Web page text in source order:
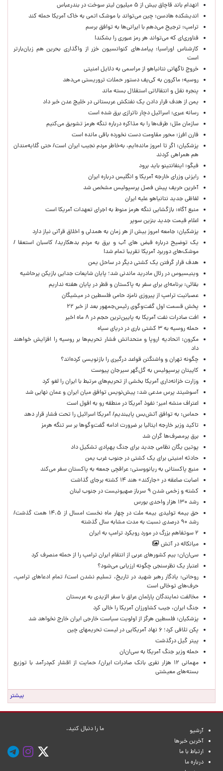
انهدام باند قاچاق بیش از ۵ میلیون لیتر سوخت در بندرعباس
اندیشکده هادسن: چین می‌تواند با موشک اتمی به خاک آمریکا حمله کند
ترامپ: ترجیح می‌دهم با ایرانی‌‌ها به توافق برسم
فناوری‌ای که می‌تواند هر رمز عبوری را بشکند!
کارشناس اوراسیا: پیامدهای کنوانسیون خزر از واگذاری بحرین هم زیان‌بارتر
است
خروج ناگهانی نتانیاهو از مراسمی به دلایل امنیتی
روسیه: ماکرون به کی‌یف دستور حملات تروریستی می‌دهد
پنجره‌ نقل و انتقالاتی استقلال بسته ماند
یمن از هدف قرار دادن یک نفتکش عربستانی در خلیج عدن خبر داد
رسانه عبری: اسرائیل دچار ناترازی برق شده است
سازمان ملل: طرف‌ها را به مذاکره درباره تنگه هرمز تشویق می‌کنیم
فارن افرز: محور مقاومت دست نخورده باقی مانده است
پزشکیان: اگر تا امروز مانده‌ایم، به‌خاطر مردم نجیب ایران است/ حتی گلایه‌مندان
هم همراهی کردند
فیگو: اینفانتینو باید برود
رایزنی وزرای خارجه آمریکا و انگلیس درباره ایران
آخرین حریف پیش فصل پرسپولیس مشخص شد
لفاظی جدید نتانیاهو علیه ایران
منبع آگاه: بازگشایی تنگه هرمز منوط به اجرای تعهدات آمریکا است
اعلام قیمت جدید بنزین سوپر
پزشکیان: جامعه امروز بیش از هر زمان به همدلی و اخلاق قرآنی نیاز دارد
یک توضیح درباره قبض های آب و برق به مردم بدهکارید/ کاسبان استعفا /
موشک‌های دوربرد آمریکا تقریبا تمام شد!
هدف قرار گرفتن یک کشتی دیگر در ساحل یمن
وینیسیوس در رئال مادرید ماندنی شد؛ پایان شایعات جدایی بازیکن پرحاشیه
بقائی: برنامه‌ای برای سفر به پاکستان و قطر در پایان هفته نداریم
عصبانیت ترامپ از پیروزی نامزد حامی فلسطین در میشیگان
پخش قسمت اول گفت‌وگوی رئیس‌جمهور بعد از خبر ۲۲
افت صادرات نفت آمریکا به پایین‌ترین حجم در ۸ ماه اخیر
حمله روسیه به ۳ کشتی باری در دریای سیاه
مکرون: اتحادیه اروپا و متحدانش فشار تحریم‌ها بر روسیه را افزایش خواهند
داد
چگونه تهران و واشنگتن قواعد درگیری را بازنویسی کرده‌اند؟
کاپیتان پرسپولیس به گل‌گهر سیرجان پیوست
وزارت خزانه‌داری آمریکا بخشی از تحریم‌های مرتبط با ایران را لغو کرد
آسوشیتد پرس مدعی شد: پیش‌نویس توافق میان ایران و عمان نهایی شد
اعتراف منشه امیر؛ نفوذ آمریکا در منطقه رو به افول است
حماس: به توافق آتش‌بس پایبندیم/ آمریکا اسرائیل را تحت فشار قرار دهد
تاکید وزیر خارجه ایتالیا بر ضرورت ادامه گفت‌وگوها بر سر تنگه هرمز
برق پرمصرف‌ها گران شد
پوتین یگان نظامی جدید برای جنگ پهپادی تشکیل داد
حادثه امنیتی برای یک کشتی در جنوب غرب یمن
منبع پاکستانی به ریانووستی: عراقچی جمعه به پاکستان سفر می‌کند
اصابت صاعقه در «جارکند» هند ۱۴ کشته برجای گذاشت
کشته و زخمی شدن ۹ سرباز صهیونیست در جنوب لبنان
رشد ۱۳۰ هزار واحدی بورس
حق بیمه تولیدی بیمه ملت در چهار ماه نخست امسال از ۱۴.۵ همت گذشت/
رشد ۹۰ درصدی نسبت به مدت مشابه سال گذشته
۲ سوتفاهم بزرگ در مورد رویکرد ترامپ به ایران
میانکاله در آتش
سی‌ان‌ان: بیم کشورهای عربی از انتقام ایران ترامپ را از حمله منصرف کرد
اعتبار یک نظرسنجی چگونه ارزیابی می‌شود؟
روحانی: یادگار رهبر شهید در تاریخ، تسلیم نشدن است/ تمام ادعاهای ترامپ،
حرف‌های توخالی است
مخالفت نمایندگان پارلمان عراق با سفر الزیدی به عربستان
جنگ ایران، جیب کشاورزان آمریکا را خالی کرد
پزشکیان: فلسطین هرگز از اولویت سیاست خارجی ایران خارج نخواهد شد
پکن تلافی کرد؛ ۶ نهاد آمریکایی در لیست تحریمهای چین
پیتر گیل درگذشت
حمله وزیر جنگ آمریکا به سی‌ان‌ان
مهمانی ۱۲ هزار نفری بانک صادرات ایران/ حمایت از اقشار کم‌درآمد با توزیع
بسته‌های معیشتی
بیشتر
آرشیو
آخرین خبرها
ارتباط با ما
درباره ما
ما را دنبال کنید.